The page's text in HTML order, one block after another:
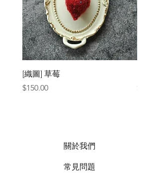
[織圖] 草莓
價格
$150.00
價格
關於我們
常見問題